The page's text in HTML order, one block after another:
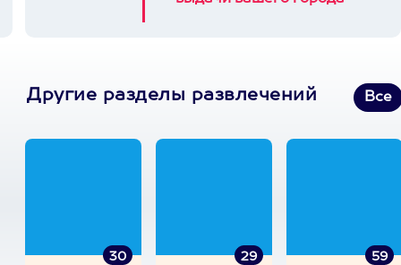
Другие разделы развлечений Все
30
29
59